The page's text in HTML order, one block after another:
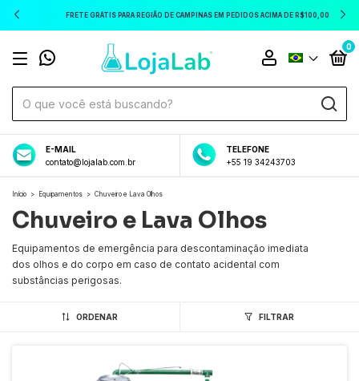
FRETE GRÁTIS PARA REGIÃO DE CAMPINAS EM PEDIDOS ACIMA DE R$100,00
0
E-MAIL
contato@lojalab.com.br
TELEFONE
+55 19 34243703
Início > Equipamentos > Chuveiro e Lava Olhos
Chuveiro e Lava Olhos
Equipamentos de emergência para descontaminação imediata
dos olhos e do corpo em caso de contato acidental com
substâncias perigosas.
ORDENAR FILTRAR